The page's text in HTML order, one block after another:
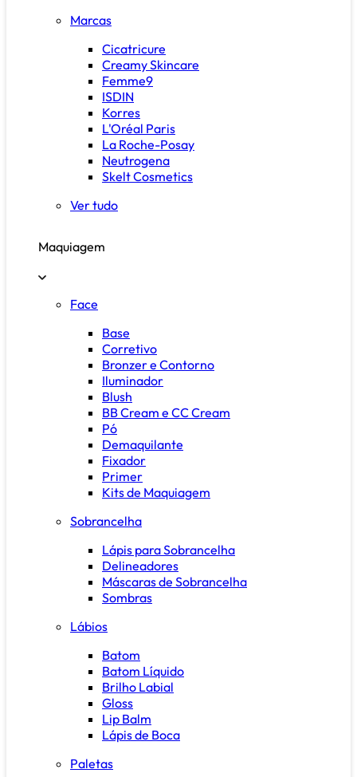
Marcas
Cicatricure
Creamy Skincare
Femme9
ISDIN
Korres
L'Oréal Paris
La Roche-Posay
Neutrogena
Skelt Cosmetics
Ver tudo
Maquiagem
Face
Base
Corretivo
Bronzer e Contorno
Iluminador
Blush
BB Cream e CC Cream
Pó
Demaquilante
Fixador
Primer
Kits de Maquiagem
Sobrancelha
Lápis para Sobrancelha
Delineadores
Máscaras de Sobrancelha
Sombras
Lábios
Batom
Batom Líquido
Brilho Labial
Gloss
Lip Balm
Lápis de Boca
Paletas